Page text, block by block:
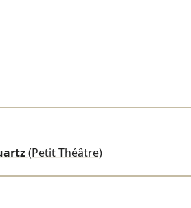
(Petit Théâtre)